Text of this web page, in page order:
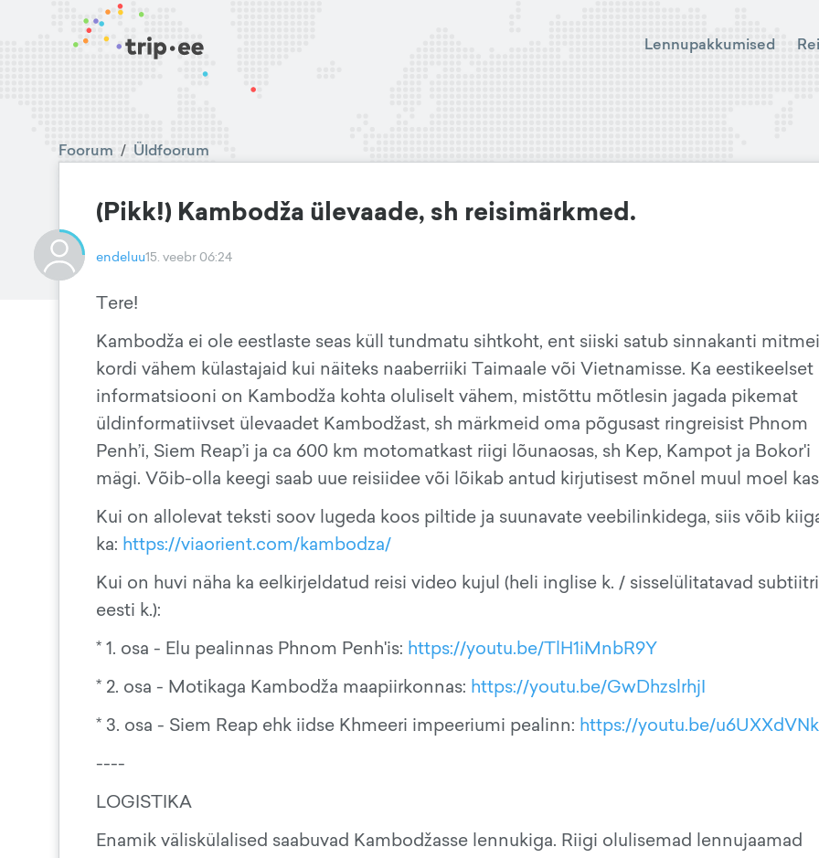
Lennupakkumised
Foorum / Üldfoorum
(Pikk!) Kambodža ülevaade, sh reisimärkmed.
endeluu15. veebr 06:24
Tere!
Kambodža ei ole eestlaste seas küll tundmatu sihtkoht, ent siiski satub sinnakanti
kordi vähem külastajaid kui näiteks naaberriiki Taimaale või Vietnamisse. Ka eestikeelset
informatsiooni on Kambodža kohta oluliselt vähem, mistõttu mõtlesin jagada pikemat
üldinformatiivset ülevaadet Kambodžast, sh märkmeid oma põgusast ringreisist Phnom
Penh’i, Siem Reap’i ja ca 600 km motomatkast riigi lõunaosas, sh Kep, Kampot ja Bokor'i
mägi. Võib-olla keegi saab uue reisiidee või lõikab antud kirjutisest mõnel muul moel
Kui on allolevat teksti soov lugeda koos piltide ja suunavate veebilinkidega, siis võib
ka: https://viaorient.com/kambodza/
Kui on huvi näha ka eelkirjeldatud reisi video kujul (heli inglise k. / sisselülitatavad
eesti k.):
* 1. osa - Elu pealinnas Phnom Penh'is: https://youtu.be/TlH1iMnbR9Y
* 2. osa - Motikaga Kambodža maapiirkonnas: https://youtu.be/GwDhzslrhjI
* 3. osa - Siem Reap ehk iidse Khmeeri impeeriumi pealinn: https://youtu.be/
----
LOGISTIKA
Enamik väliskülalised saabuvad Kambodžasse lennukiga. Riigi olulisemad lennujaamad